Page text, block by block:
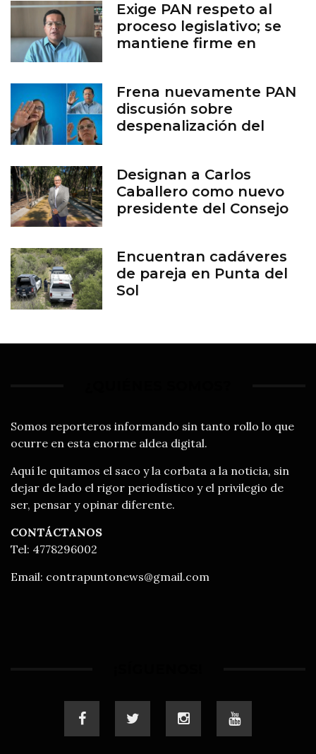
Exige PAN respeto al
proceso legislativo; se
mantiene firme en
Frena nuevamente PAN
discusión sobre
despenalización del
Designan a Carlos
Caballero como nuevo
presidente del Consejo
Encuentran cadáveres
de pareja en Punta del
Sol
Somos reporteros informando sin tanto rollo lo que
ocurre en esta enorme aldea digital.
Aquí le quitamos el saco y la corbata a la noticia, sin
dejar de lado el rigor periodístico y el privilegio de
ser, pensar y opinar diferente.
CONTÁCTANOS
Tel: 4778296002
Email: contrapuntonews@gmail.com